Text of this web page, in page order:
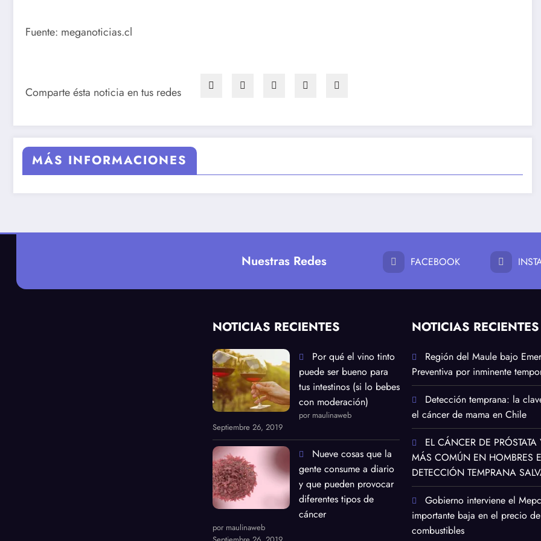
Fuente: meganoticias.cl
Comparte ésta noticia en tus redes
MÁS INFORMACIONES
Nuestras Redes FACEBOOK
NOTICIAS RECIENTES
Por qué el vino tinto
puede ser bueno para
tus intestinos (si lo bebes
con moderación)
por maulinaweb
Septiembre 26, 2019
Nueve cosas que la
gente consume a diario
y que pueden provocar
diferentes tipos de
cáncer
por maulinaweb
NOTICIAS RECIENTES
Región del Maule bajo
Preventiva por inminente
Detección temprana: la
el cáncer de mama en Chile
EL CÁNCER DE PRÓSTATA
MÁS COMÚN EN HOMBRES
DETECCIÓN TEMPRANA
Gobierno interviene el
importante baja en el precio
combustibles